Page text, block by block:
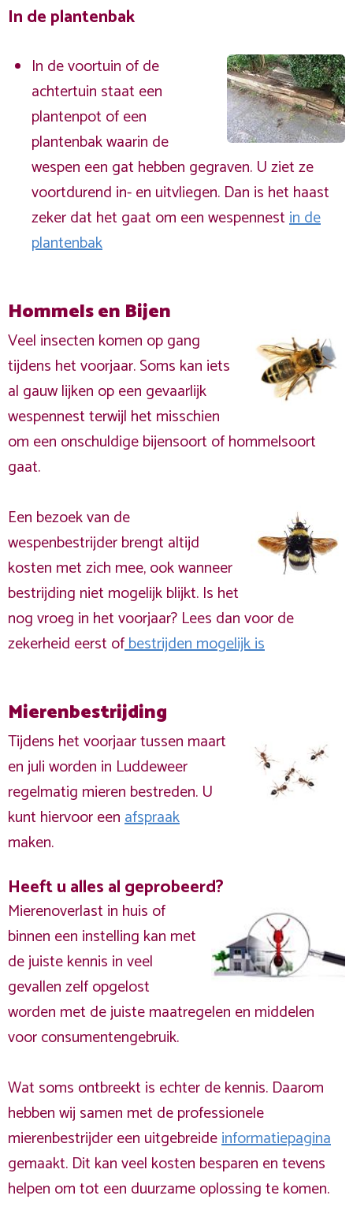
In de plantenbak
In de voortuin of de
achtertuin staat een
plantenpot of een
plantenbak waarin de
wespen een gat hebben gegraven. U ziet ze
voortdurend in- en uitvliegen. Dan is het haast
zeker dat het gaat om een wespennestin de
plantenbak
Hommels en Bijen
Veel insecten komen op gang
tijdens het voorjaar. Soms kan iets
al gauw lijken op een gevaarlijk
wespennest terwijl het misschien
om een onschuldige bijensoort of hommelsoort
gaat.
Een bezoek van de
wespenbestrijder brengt altijd
kosten met zich mee, ook wanneer
bestrijding niet mogelijk blijkt. Is het
nog vroeg in het voorjaar? Lees dan voor de
zekerheid eerst ofbestrijden mogelijk is
Mierenbestrijding
Tijdens het voorjaar tussen maart
en juli worden in Luddeweer
regelmatig mieren bestreden. U
kunt hiervoor eenafspraak
maken.
Heeft u alles al geprobeerd?
Mierenoverlast in huis of
binnen een instelling kan met
de juiste kennis in veel
gevallen zelf opgelost
worden met de juiste maatregelen en middelen
voor consumentengebruik.
Wat soms ontbreekt is echter de kennis. Daarom
hebben wij samen met de professionele
mierenbestrijder een uitgebreideinformatiepagina
gemaakt. Dit kan veel kosten besparen en tevens
helpen om tot een duurzame oplossing te komen.